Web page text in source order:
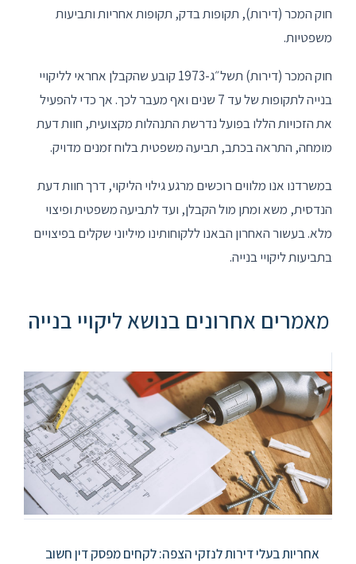
חוק המכר (דירות), תקופות בדק, תקופות אחריות ותביעות
משפטיות.
חוק המכר (דירות) תשל״ג-1973 קובע שהקבלן אחראי לליקויי
בנייה לתקופות של עד 7 שנים ואף מעבר לכך. אך כדי להפעיל
את הזכויות הללו בפועל נדרשת התנהלות מקצועית, חוות דעת
מומחה, התראה בכתב, תביעה משפטית בלוח זמנים מדויק.
במשרדנו אנו מלווים רוכשים מרגע גילוי הליקוי, דרך חוות דעת
הנדסית, משא ומתן מול הקבלן, ועד לתביעה משפטית ופיצוי
מלא. בעשור האחרון הבאנו ללקוחותינו מיליוני שקלים בפיצויים
בתביעות ליקויי בנייה.
מאמרים אחרונים בנושא ליקויי בנייה
אחריות בעלי דירות לנזקי הצפה: לקחים מפסק דין חשוב